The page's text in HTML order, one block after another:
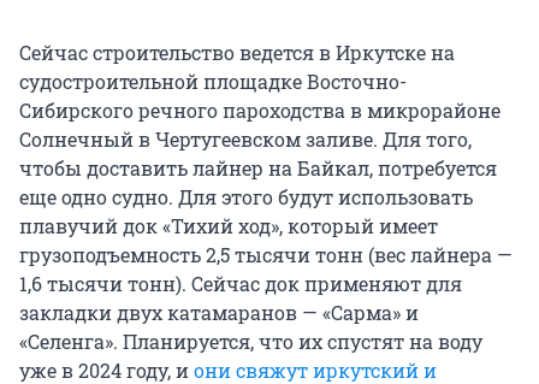
Сейчас строительство ведется в Иркутске на
судостроительной площадке Восточно-
Сибирского речного пароходства в микрорайоне
Солнечный в Чертугеевском заливе. Для того,
чтобы доставить лайнер на Байкал, потребуется
еще одно судно. Для этого будут использовать
плавучий док «Тихий ход», который имеет
грузоподъемность 2,5 тысячи тонн (вес лайнера —
1,6 тысячи тонн). Сейчас док применяют для
закладки двух катамаранов — «Сарма» и
«Селенга». Планируется, что их спустят на воду
уже в 2024 году, иони свяжут иркутский и